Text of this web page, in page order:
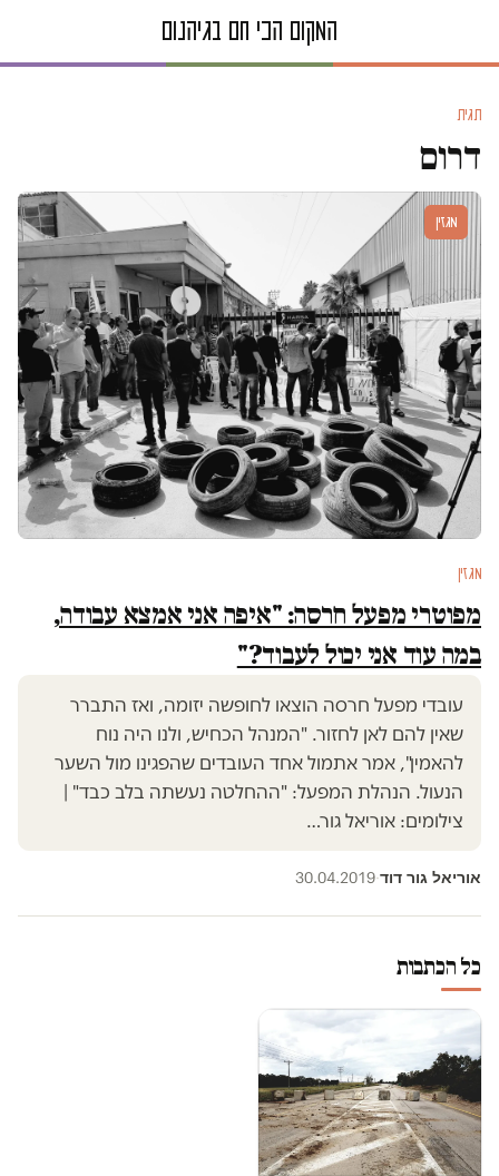
תגית
דרום
מגזין
מגזין
מפוטרי מפעל חרסה: "איפה אני אמצא עבודה,
במה עוד אני יכול לעבוד?"
עובדי מפעל חרסה הוצאו לחופשה יזומה, ואז התברר
שאין להם לאן לחזור. "המנהל הכחיש, ולנו היה נוח
להאמין", אמר אתמול אחד העובדים שהפגינו מול השער
הנעול. הנהלת המפעל: "ההחלטה נעשתה בלב כבד" |
צילומים: אוריאל גור…
אוריאל גור דוד·
30.04.2019
כל הכתבות